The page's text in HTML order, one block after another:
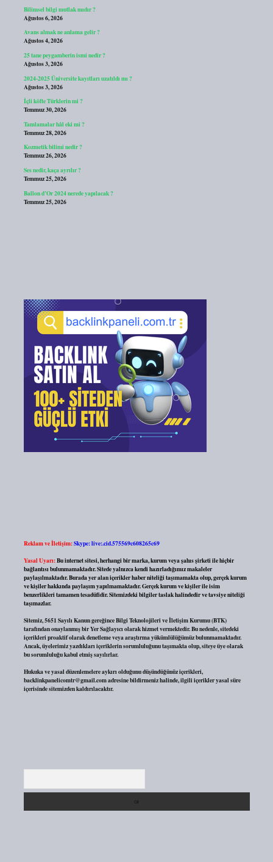
Bilimsel bilgi mutlak mıdır ?
Ağustos 6, 2026
Avans almak ne anlama gelir ?
Ağustos 4, 2026
25 tane peygamberin ismi nedir ?
Ağustos 3, 2026
2024-2025 Üniversite kayıtları uzatıldı mı ?
Ağustos 3, 2026
İçli köfte Türklerin mi ?
Temmuz 30, 2026
Tamlamalar hâl eki mi ?
Temmuz 28, 2026
Kozmetik bilimi nedir ?
Temmuz 26, 2026
Ses nedir, kaça ayrılır ?
Temmuz 25, 2026
Ballon d’Or 2024 nerede yapılacak ?
Temmuz 25, 2026
Reklam ve İletişim:Skype: live:.cid.575569c608265c69
Yasal Uyarı:Bu internet sitesi, herhangi bir marka, kurum veya şahıs şirketi ile hiçbir
bağlantısı bulunmamaktadır. Sitede yalnızca kendi hazırladığımız makaleler
paylaşılmaktadır. Burada yer alan içerikler haber niteliği taşımamakta olup, gerçek kurum
ve kişiler hakkında paylaşım yapılmamaktadır. Gerçek kurum ve kişiler ile isim
benzerlikleri tamamen tesadüfidir. Sitemizdeki bilgiler taslak halindedir ve tavsiye niteliği
taşımazlar.
Sitemiz, 5651 Sayılı Kanun gereğince Bilgi Teknolojileri ve İletişim Kurumu (BTK)
tarafından onaylanmış bir Yer Sağlayıcı olarak hizmet vermektedir. Bu nedenle, sitedeki
içerikleri proaktif olarak denetleme veya araştırma yükümlülüğümüz bulunmamaktadır.
Ancak, üyelerimiz yazdıkları içeriklerin sorumluluğunu taşımakta olup, siteye üye olarak
bu sorumluluğu kabul etmiş sayılırlar.
Hukuka ve yasal düzenlemelere aykırı olduğunu düşündüğünüz içerikleri,
backlinkpanelicomtr@gmail.comadresine bildirmeniz halinde, ilgili içerikler yasal süre
içerisinde sitemizden kaldırılacaktır.